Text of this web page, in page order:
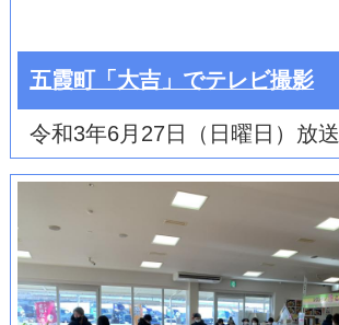
五霞町「大吉」でテレビ撮影
令和3年6月27日（日曜日）放送